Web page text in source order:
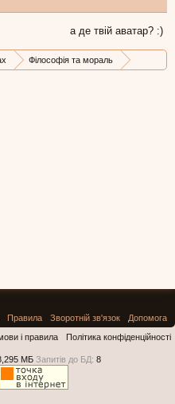
а де твій аватар? :)
Філософія та мораль
Правила Зворотній зв'язок
Допомога
і правила
Політика конфіденційності
МБ Запитів до БД: 8